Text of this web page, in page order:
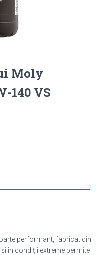
Moly
140 VS
performant, fabricat din
în condiţii extreme permite